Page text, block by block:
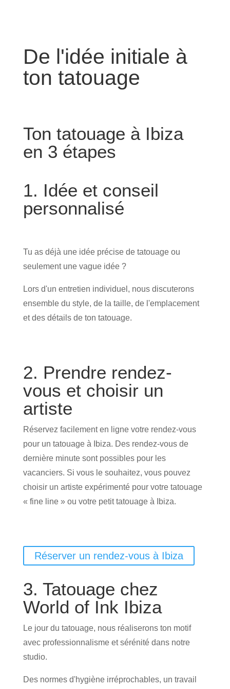
De l'idée initiale à
ton tatouage
Ton tatouage à Ibiza
en 3 étapes
1. Idée et conseil
personnalisé
Tu as déjà une idée précise de tatouage ou
seulement une vague idée ?
Lors d'un entretien individuel, nous discuterons
ensemble du style, de la taille, de l'emplacement
et des détails de ton tatouage.
2. Prendre rendez-
vous et choisir un
artiste
Réservez facilement en ligne votre rendez-vous
pour un tatouage à Ibiza. Des rendez-vous de
dernière minute sont possibles pour les
vacanciers. Si vous le souhaitez, vous pouvez
choisir un artiste expérimenté pour votre tatouage
« fine line » ou votre petit tatouage à Ibiza.
Réserver un rendez-vous à Ibiza
3. Tatouage chez
World of Ink Ibiza
Le jour du tatouage, nous réaliserons ton motif
avec professionnalisme et sérénité dans notre
studio.
Des normes d'hygiène irréprochables, un travail